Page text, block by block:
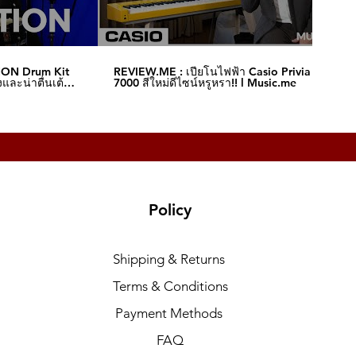
Drum Kit
ละน่าตื่นเต้น‼️
REVIEW.ME : เปียโนไฟฟ้า Casio Privia S-
7000 สีใหม่ดีไซน์หรูหรา!! l Music.me
Policy
Shipping & Returns
Terms & Conditions
Payment Methods
FAQ